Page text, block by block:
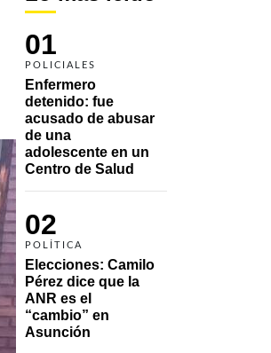
01
POLICIALES
Enfermero
detenido: fue
acusado de abusar
de una
adolescente en un
Centro de Salud
02
POLÍTICA
Elecciones: Camilo
Pérez dice que la
ANR es el
“cambio” en
Asunción